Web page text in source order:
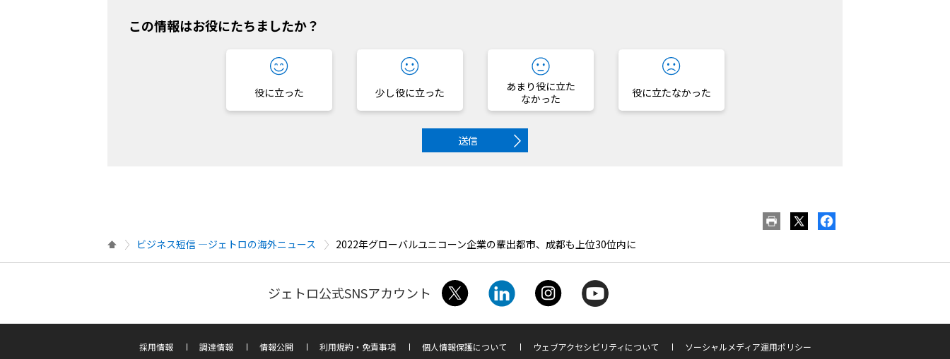
この情報はお役にたちましたか？
役に立った 少し役に立った
あまり役に立た
なかった
役に立たなかった
送信
ビジネス短信 ―ジェトロの海外ニュース 2022年グローバルユニコーン企業の輩出都市、成都も上位30位内に
ジェトロ公式SNSアカウント
採用情報 調達情報 情報公開 利用規約・免責事項 個人情報保護について ウェブアクセシビリティについて ソーシャルメディア運用ポリシー